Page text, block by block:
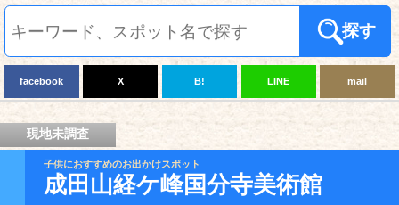
探す
facebook X B! LINE mail
現地未調査
子供におすすめのお出かけスポット
成田山経ケ峰国分寺美術館